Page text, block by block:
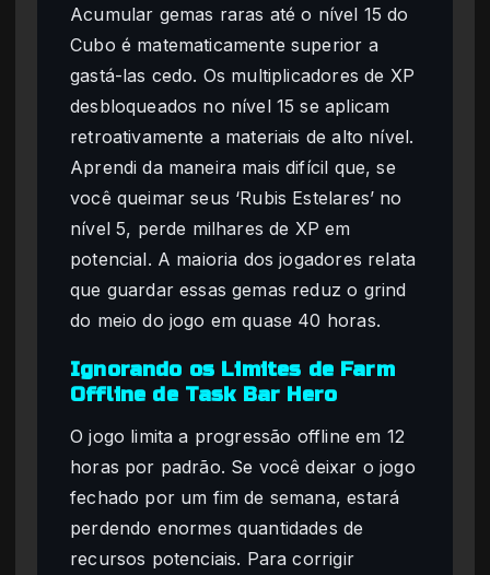
Acumular gemas raras até o nível 15 do
Cubo é matematicamente superior a
gastá-las cedo. Os multiplicadores de XP
desbloqueados no nível 15 se aplicam
retroativamente a materiais de alto nível.
Aprendi da maneira mais difícil que, se
você queimar seus ‘Rubis Estelares’ no
nível 5, perde milhares de XP em
potencial. A maioria dos jogadores relata
que guardar essas gemas reduz o grind
do meio do jogo em quase 40 horas.
Ignorando os Limites de Farm
Offline de Task Bar Hero
O jogo limita a progressão offline em 12
horas por padrão. Se você deixar o jogo
fechado por um fim de semana, estará
perdendo enormes quantidades de
recursos potenciais. Para corrigir